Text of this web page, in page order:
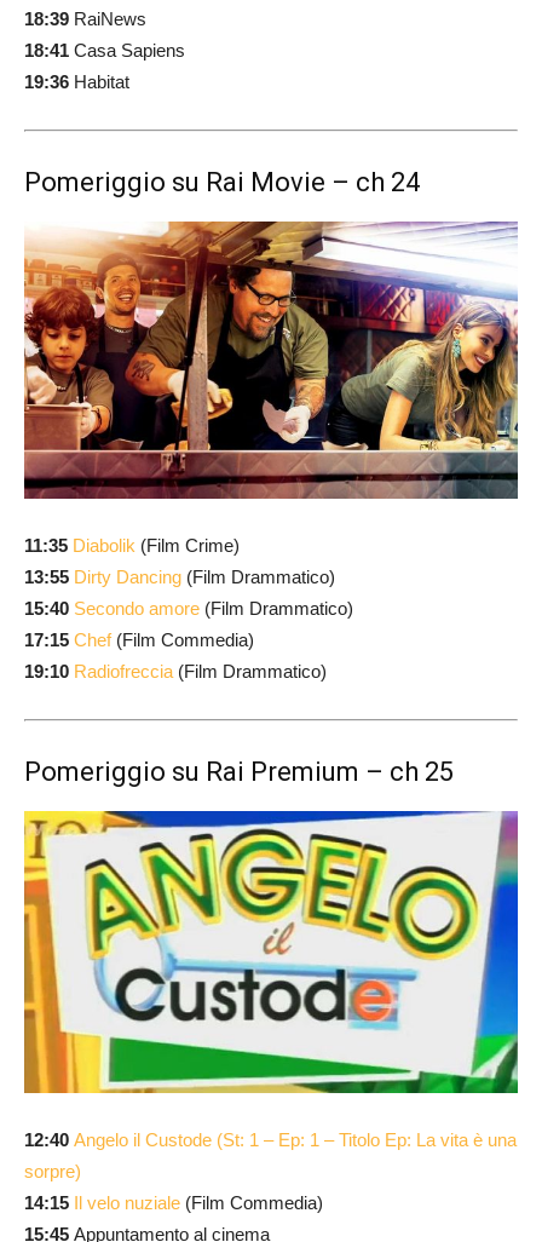
18:39 RaiNews
18:41 Casa Sapiens
19:36 Habitat
Pomeriggio su Rai Movie – ch 24
11:35 Diabolik (Film Crime)
13:55 Dirty Dancing (Film Drammatico)
15:40 Secondo amore (Film Drammatico)
17:15 Chef(Film Commedia)
19:10 Radiofreccia (Film Drammatico)
Pomeriggio su Rai Premium – ch 25
12:40 Angelo il Custode (St: 1 – Ep: 1 – Titolo Ep: La vita è una
sorpre)
14:15 Il velo nuziale (Film Commedia)
15:45 Appuntamento al cinema